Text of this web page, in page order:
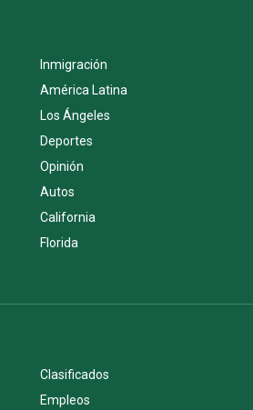
Inmigración
América Latina
Los Ángeles
Deportes
Opinión
Autos
California
Florida
Clasificados
Empleos